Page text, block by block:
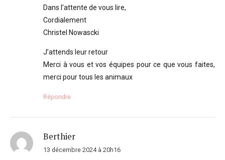
Dans l’attente de vous lire,
Cordialement
Christel Nowascki
J’attends leur retour
Merci à vous et vos équipes pour ce que vous faites,
merci pour tous les animaux
Répondre
Berthier
13 décembre 2024 à 20h16